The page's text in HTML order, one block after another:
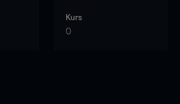
Kurs
0